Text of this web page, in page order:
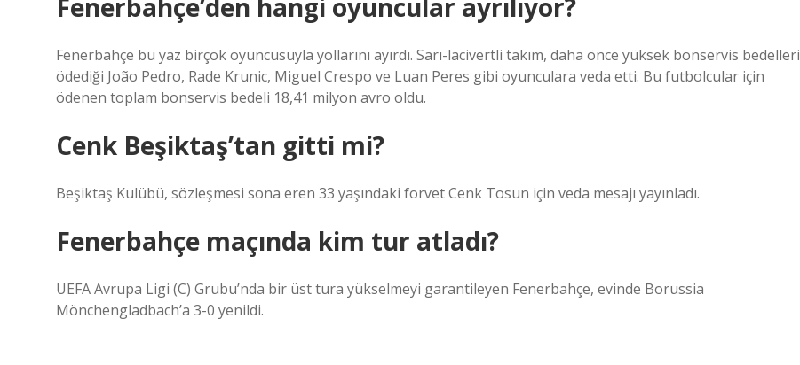
Fenerbahçe’den hangi oyuncular ayrılıyor?
Fenerbahçe bu yaz birçok oyuncusuyla yollarını ayırdı. Sarı-lacivertli takım, daha önce yüksek bonservis bedelleri
ödediği João Pedro, Rade Krunic, Miguel Crespo ve Luan Peres gibi oyunculara veda etti. Bu futbolcular için
ödenen toplam bonservis bedeli 18,41 milyon avro oldu.
Cenk Beşiktaş’tan gitti mi?
Beşiktaş Kulübü, sözleşmesi sona eren 33 yaşındaki forvet Cenk Tosun için veda mesajı yayınladı.
Fenerbahçe maçında kim tur atladı?
UEFA Avrupa Ligi (C) Grubu’nda bir üst tura yükselmeyi garantileyen Fenerbahçe, evinde Borussia
Mönchengladbach’a 3-0 yenildi.